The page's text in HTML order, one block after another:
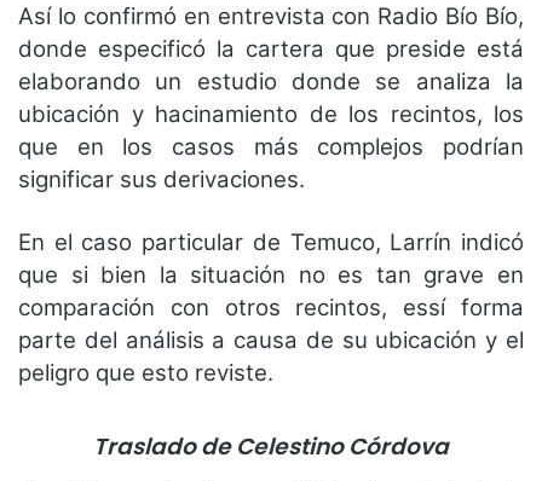
Así lo confirmó en entrevista con Radio Bío Bío,
donde especificó la cartera que preside está
elaborando un estudio donde se analiza la
ubicación y hacinamiento de los recintos, los
que en los casos más complejos podrían
significar sus derivaciones.
En el caso particular de Temuco, Larrín indicó
que si bien la situación no es tan grave en
comparación con otros recintos, essí forma
parte del análisis a causa de su ubicación y el
peligro que esto reviste.
Traslado de Celestino Córdova